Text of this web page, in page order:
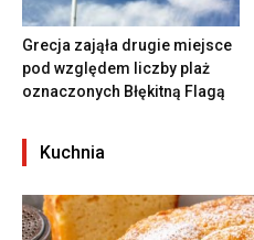
Grecja zająła drugie miejsce
pod względem liczby plaż
oznaczonych Błękitną Flagą
Kuchnia